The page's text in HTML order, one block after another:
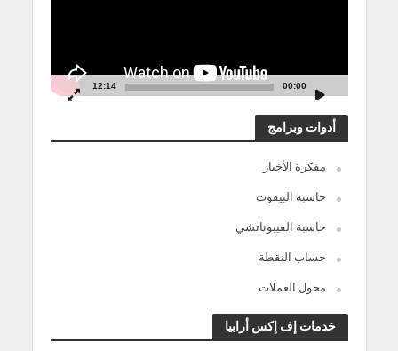
00:00
12:14
أدوات وبرامج
مفكرة الأخبار
حاسبة البيفوت
حاسبة الفيبوناتشي
حساب النقطة
محول العملات
خدمات إف إكس أرابيا